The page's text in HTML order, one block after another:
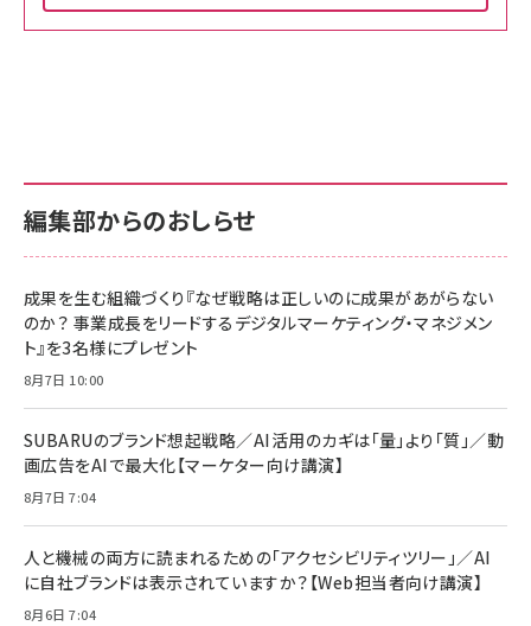
￥880
anan(アンアン)2026/06/24号 No.2500増刊
スペシャルエディション[王道エンタメの矜持／
￥1,100
anan(アンアン)2026/07/08号 No.2502[2026
￥880
ママ投資家が育休中に１億貯めた株式投資
組織の成果を最大化する ルールのデザイン
￥1,980
サポート正規品 メーカー保証5年 KLMEA128G
NIMASO ガラスフィルム iPhone 17 用 保護フィ
すい ガイド枠付き いPhone17 (6.3インチ) 対応
2枚セット DSP25F1698
￥1,599
￥6,980
全ワイヤレスイヤホン/アクティブノイズキャンセリ
技術基準適合】ブラック
￥5,990
サポート正規品 メーカー保証5年 KLMEA128G
Amazon eギフトカード - Amazonロゴ - クラ
￥5,000
Anker PowerLine III Flow USB-C & USB-C
Pro/Air 各種対応 (1.8m ミッドナイトブラック)
￥1,890
サッポロ 生ビール 黒ラベル 350ml 缶 24本 ビー
ル ケース買い【6/30応募〆切! 黒ラベルビヤセラー
編集部からのおしらせ
成果を生む組織づくり『なぜ戦略は正しいのに成果があがらない
のか？ 事業成長をリードするデジタルマーケティング・マネジメン
ト』を3名様にプレゼント
8月7日 10:00
SUBARUのブランド想起戦略／AI活用のカギは「量」より「質」／動
画広告をAIで最大化【マーケター向け講演】
8月7日 7:04
人と機械の両方に読まれるための「アクセシビリティツリー」／AI
に自社ブランドは表示されていますか？【Web担当者向け講演】
8月6日 7:04